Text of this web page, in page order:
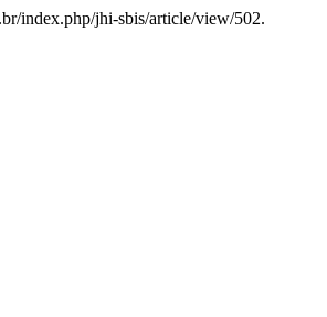
index.php/jhi-sbis/article/view/502.